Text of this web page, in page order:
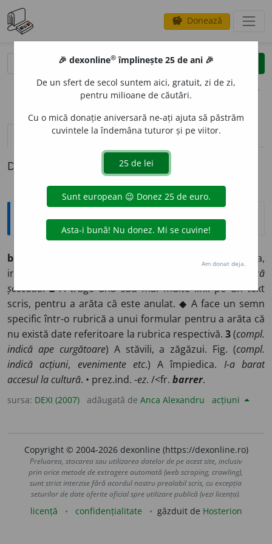
savings Donează
clear
opțiuni
definiții (1) pronunțievolume_up (32)
Definiția cu ID-ul 1234043:
Explicative DEX
bará
A împiedica, a întrerupe, a opri trecerea,
intrarea, circulația (pe un drum).
Troienele barează
șoseaua.2A trage una sau mai multe linii pe un text
scris, pentru a arăta că este anulat. ◆ A face un semn
specific într-o rubrică a unui formular pentru a arăta că
nu există date referitoare la rubrica respectivă. 3(compl.
indică ape curgătoare) A stăvili, a zăgăzui. Fig. (compl.
indică acțiuni, evenimente etc.) A împiedica. I-a barat
accesul la cultură. • prez.ind. -ez. /<fr. barrer.
sursa: DEXI (2007) adăugată de Anca Alexandru acțiuni
Copyright © 2004-2026 dexonline (https://dexonline.ro)
Preluarea, stocarea sau utilizarea datelor de pe acest site, inclusiv
prin orice metode de extragere automată (web scraping, crawling),
sunt strict interzise fără acordul nostru prealabil scris, cu excepția
seturilor de date oferite oficial spre utilizare publică (vezi licența).
licență confidențialitate găzduit de Hosterion
🎉 dexonline® împlinește 25 de ani 🎉
De un sfert de secol suntem aici, gratuit, zi de zi,
pentru milioane de căutări.
Cu o mică donație aniversară ne-ați ajuta să păstrăm
cuvintele la îndemâna tuturor și pe viitor.
Am donat deja.